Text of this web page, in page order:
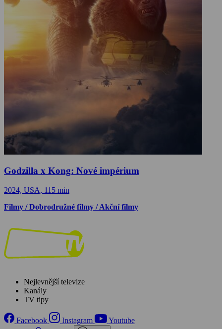
Godzilla x Kong: Nové impérium
2024, USA, 115 min
Filmy / Dobrodružné filmy / Akční filmy
Nejlevnější televize
Kanály
TV tipy
Facebook Instagram
Youtube